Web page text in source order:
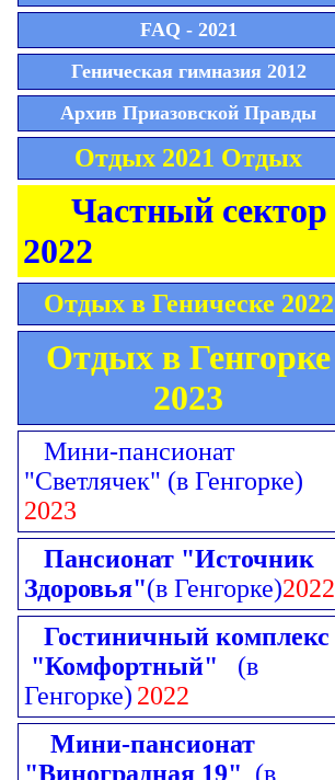
FAQ - 2021
Геническая гимназия 2012
Архив Приазовской Правды
Отдых 2021 Отдых
Частный сектор
2022
Отдых в Геническе 2022
Отдых в Генгорке
2023
Мини-пансионат
"Светлячек" (в Генгорке)
2023
Пансионат "Источник
Здоровья"(в Генгорке)2022
Гостиничный комплекс
"Комфортный" (в
Генгорке) 2022
Мини-пансионат
"Виноградная 19" (в